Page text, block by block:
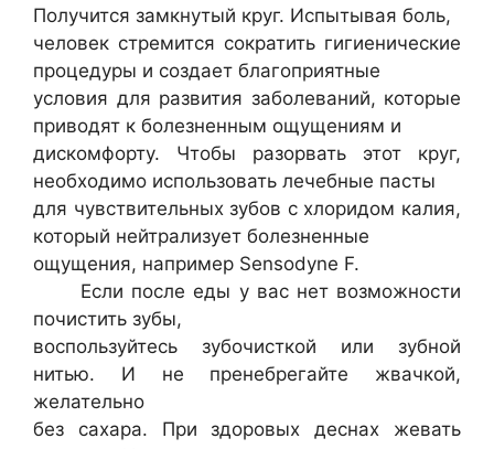
Получится замкнутый круг. Испытывая боль,
человек стремится сократить гигиенические
процедуры и создает благоприятные
условия для развития заболеваний, которые
приводят к болезненным ощущениям и
дискомфорту. Чтобы разорвать этот круг,
необходимо использовать лечебные пасты
для чувствительных зубов с хлоридом калия,
который нейтрализует болезненные
ощущения, например Sensodyne F.
Если после еды у вас нет возможности
почистить зубы,
воспользуйтесь зубочисткой или зубной
нитью. И не пренебрегайте жвачкой,
желательно
без сахара. При здоровых деснах жевать